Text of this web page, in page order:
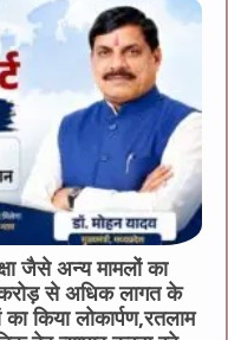
जैसे अन्य मामलों का
करोड़ से अधिक लागत के
का किया लोकार्पण,रतलाम